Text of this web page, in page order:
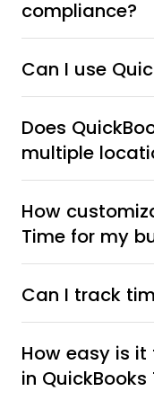
compliance?
Can I use
Does
multiple
How
Time for my
Can I track
How easy is
in QuickBooks